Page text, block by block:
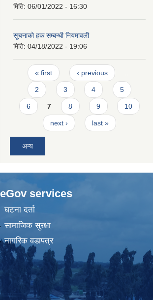
मिति: 06/01/2022 - 16:30
सूचनाको हक सम्बन्धी नियमावली
मिति: 04/18/2022 - 19:06
Pages
« first ‹ previous …
2 3 4 5
6 7 8 9 10
next › last »
अन्य
eGov services
घटना दर्ता
सामाजिक सुरक्षा
नागरिक वडापत्र